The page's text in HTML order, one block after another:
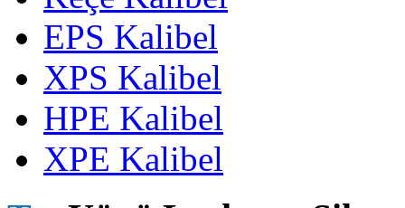
EPS Kalibel
XPS Kalibel
HPE Kalibel
XPE Kalibel